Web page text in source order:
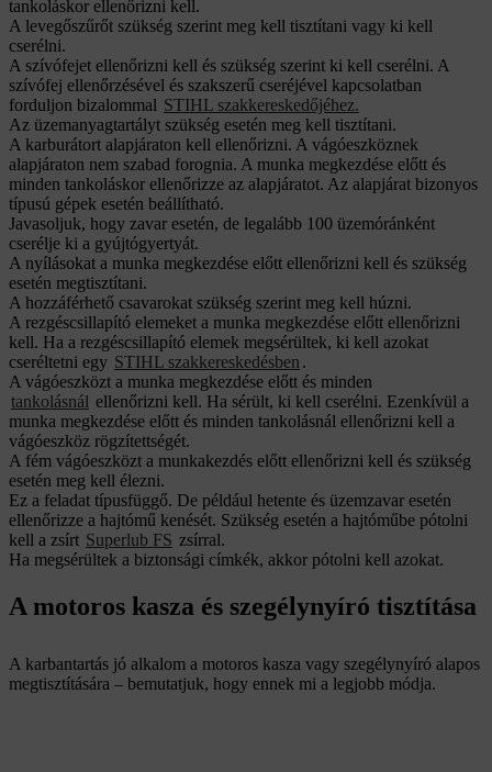
tankoláskor ellenőrizni kell.
A levegőszűrőt szükség szerint meg kell tisztítani vagy ki kell
cserélni.
A szívófejet ellenőrizni kell és szükség szerint ki kell cserélni. A
szívófej ellenőrzésével és szakszerű cseréjével kapcsolatban
forduljon bizalommal STIHL szakkereskedőjéhez.
Az üzemanyagtartályt szükség esetén meg kell tisztítani.
A karburátort alapjáraton kell ellenőrizni. A vágóeszköznek
alapjáraton nem szabad forognia. A munka megkezdése előtt és
minden tankoláskor ellenőrizze az alapjáratot. Az alapjárat bizonyos
típusú gépek esetén beállítható.
Javasoljuk, hogy zavar esetén, de legalább 100 üzemóránként
cserélje ki a gyújtógyertyát.
A nyílásokat a munka megkezdése előtt ellenőrizni kell és szükség
esetén megtisztítani.
A hozzáférhető csavarokat szükség szerint meg kell húzni.
A rezgéscsillapító elemeket a munka megkezdése előtt ellenőrizni
kell. Ha a rezgéscsillapító elemek megsérültek, ki kell azokat
cseréltetni egy STIHL szakkereskedésben .
A vágóeszközt a munka megkezdése előtt és minden
tankolásnál ellenőrizni kell. Ha sérült, ki kell cserélni. Ezenkívül a
munka megkezdése előtt és minden tankolásnál ellenőrizni kell a
vágóeszköz rögzítettségét.
A fém vágóeszközt a munkakezdés előtt ellenőrizni kell és szükség
esetén meg kell élezni.
Ez a feladat típusfüggő. De például hetente és üzemzavar esetén
ellenőrizze a hajtómű kenését. Szükség esetén a hajtóműbe pótolni
kell a zsírt Superlub FS zsírral.
Ha megsérültek a biztonsági címkék, akkor pótolni kell azokat.
A motoros kasza és szegélynyíró tisztítása
A karbantartás jó alkalom a motoros kasza vagy szegélynyíró alapos
megtisztítására – bemutatjuk, hogy ennek mi a legjobb módja.